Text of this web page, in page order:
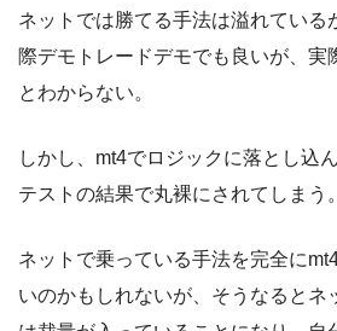
ネットでは勝てる手法は溢れている
際デモトレードデモでも良いが、実
とわからない。
しかし、mt4でロジックに落とし込
テストの結果で丸裸にされてしまう。
ネットで乗っている手法を完全に
いのかもしれないが、そうなるとネ